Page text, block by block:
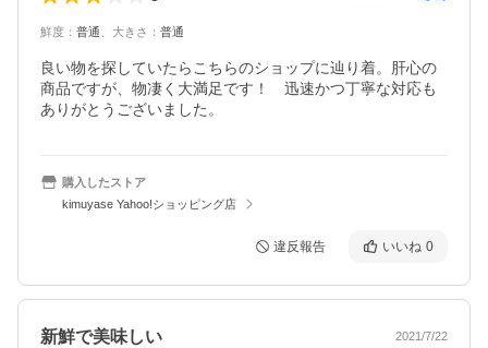
鮮度 ： 普通 大きさ ： 普通
良い物を探していたらこちらのショップに辿り着。肝心の
商品ですが、物凄く大満足です！　迅速かつ丁寧な対応も
ありがとうございました。
購入したストア
kimuyase Yahoo!ショッピング店
違反報告 いいね 0
新鮮で美味しい 2021/7/22